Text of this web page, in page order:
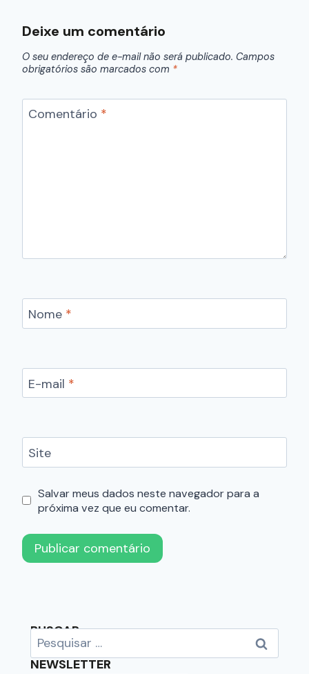
Deixe um comentário
O seu endereço de e-mail não será publicado. Campos
obrigatórios são marcados com *
Comentário *
Nome *
E-mail *
Site
Salvar meus dados neste navegador para a
próxima vez que eu comentar.
BUSCAR
NEWSLETTER